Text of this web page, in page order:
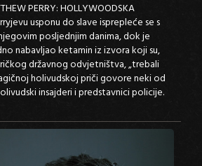
PERRY: HOLLYWOODSKA
usponu do slave isprepleće se s
posljednjim danima, dok je
nabavljao ketamin iz izvora koji su,
državnog odvjetništva, „trebali
holivudskoj priči govore neki od
insajderi i predstavnici policije.